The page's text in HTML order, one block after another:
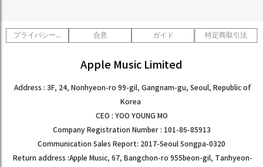
プライバシーポリシー 合意 ガイド 特定商取引法
Apple Music Limited
Address : 3F, 24, Nonhyeon-ro 99-gil, Gangnam-gu, Seoul, Republic of
Korea
CEO : YOO YOUNG MO
Company Registration Number : 101-86-85913
Communication Sales Report: 2017-Seoul Songpa-0320
Return address :Apple Music, 67, Bangchon-ro 955beon-gil, Tanhyeon-